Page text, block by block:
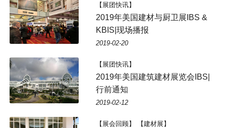
【展团快讯】
2019年美国建材与厨卫展IBS &
KBIS|现场播报
2019-02-20
【展团快讯】
2019年美国建筑建材展览会IBS|
行前通知
2019-02-12
【展会回顾】 【建材展】